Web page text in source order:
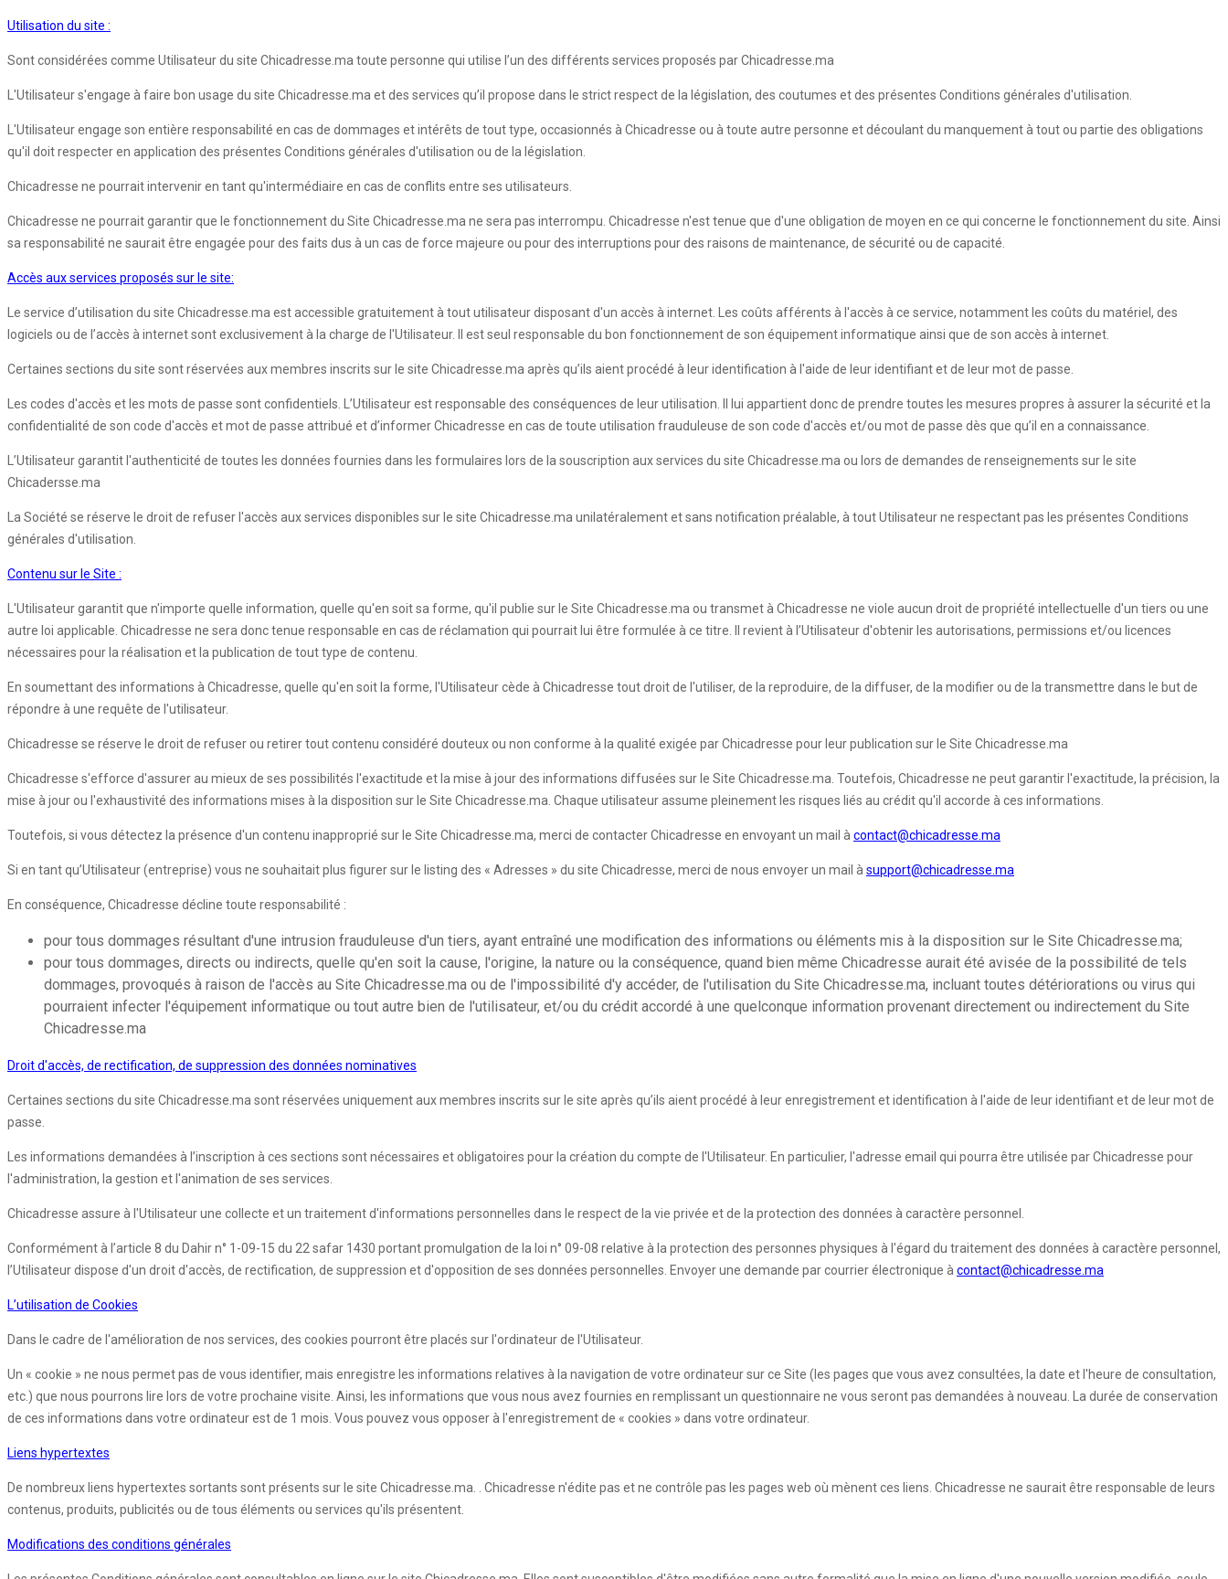
Utilisation du site :
Sont considérées comme Utilisateur du site Chicadresse.ma toute personne qui utilise l’un des différents services proposés par Chicadresse.ma
L'Utilisateur s'engage à faire bon usage du site Chicadresse.ma et des services qu’il propose dans le strict respect de la législation, des coutumes et des présentes Conditions générales d'utilisation.
L'Utilisateur engage son entière responsabilité en cas de dommages et intérêts de tout type, occasionnés à Chicadresse ou à toute autre personne et découlant du manquement à tout ou partie des obligations
qu'il doit respecter en application des présentes Conditions générales d'utilisation ou de la législation.
Chicadresse ne pourrait intervenir en tant qu'intermédiaire en cas de conflits entre ses utilisateurs.
Chicadresse ne pourrait garantir que le fonctionnement du Site Chicadresse.ma ne sera pas interrompu. Chicadresse n'est tenue que d'une obligation de moyen en ce qui concerne le fonctionnement du site. Ainsi
sa responsabilité ne saurait être engagée pour des faits dus à un cas de force majeure ou pour des interruptions pour des raisons de maintenance, de sécurité ou de capacité.
Accès aux services proposés sur le site:
Le service d’utilisation du site Chicadresse.ma est accessible gratuitement à tout utilisateur disposant d'un accès à internet. Les coûts afférents à l'accès à ce service, notamment les coûts du matériel, des
logiciels ou de l’accès à internet sont exclusivement à la charge de l'Utilisateur. Il est seul responsable du bon fonctionnement de son équipement informatique ainsi que de son accès à internet.
Certaines sections du site sont réservées aux membres inscrits sur le site Chicadresse.ma après qu’ils aient procédé à leur identification à l'aide de leur identifiant et de leur mot de passe.
Les codes d'accès et les mots de passe sont confidentiels. L’Utilisateur est responsable des conséquences de leur utilisation. Il lui appartient donc de prendre toutes les mesures propres à assurer la sécurité et la
confidentialité de son code d'accès et mot de passe attribué et d’informer Chicadresse en cas de toute utilisation frauduleuse de son code d'accès et/ou mot de passe dès que qu’il en a connaissance.
L’Utilisateur garantit l'authenticité de toutes les données fournies dans les formulaires lors de la souscription aux services du site Chicadresse.ma ou lors de demandes de renseignements sur le site
Chicadersse.ma
La Société se réserve le droit de refuser l'accès aux services disponibles sur le site Chicadresse.ma unilatéralement et sans notification préalable, à tout Utilisateur ne respectant pas les présentes Conditions
générales d'utilisation.
Contenu sur le Site :
L'Utilisateur garantit que n'importe quelle information, quelle qu'en soit sa forme, qu'il publie sur le Site Chicadresse.ma ou transmet à Chicadresse ne viole aucun droit de propriété intellectuelle d'un tiers ou une
autre loi applicable. Chicadresse ne sera donc tenue responsable en cas de réclamation qui pourrait lui être formulée à ce titre. Il revient à l’Utilisateur d'obtenir les autorisations, permissions et/ou licences
nécessaires pour la réalisation et la publication de tout type de contenu.
En soumettant des informations à Chicadresse, quelle qu'en soit la forme, l'Utilisateur cède à Chicadresse tout droit de l'utiliser, de la reproduire, de la diffuser, de la modifier ou de la transmettre dans le but de
répondre à une requête de l'utilisateur.
Chicadresse se réserve le droit de refuser ou retirer tout contenu considéré douteux ou non conforme à la qualité exigée par Chicadresse pour leur publication sur le Site Chicadresse.ma
Chicadresse s'efforce d'assurer au mieux de ses possibilités l'exactitude et la mise à jour des informations diffusées sur le Site Chicadresse.ma. Toutefois, Chicadresse ne peut garantir l'exactitude, la précision, la
mise à jour ou l'exhaustivité des informations mises à la disposition sur le Site Chicadresse.ma. Chaque utilisateur assume pleinement les risques liés au crédit qu'il accorde à ces informations.
Toutefois, si vous détectez la présence d'un contenu inapproprié sur le Site Chicadresse.ma, merci de contacter Chicadresse en envoyant un mail àcontact@chicadresse.ma
Si en tant qu’Utilisateur (entreprise) vous ne souhaitait plus figurer sur le listing des « Adresses » du site Chicadresse, merci de nous envoyer un mail àsupport@chicadresse.ma
En conséquence, Chicadresse décline toute responsabilité :
pour tous dommages résultant d'une intrusion frauduleuse d'un tiers, ayant entraîné une modification des informations ou éléments mis à la disposition sur le Site Chicadresse.ma;
pour tous dommages, directs ou indirects, quelle qu'en soit la cause, l'origine, la nature ou la conséquence, quand bien même Chicadresse aurait été avisée de la possibilité de tels
dommages, provoqués à raison de l'accès au Site Chicadresse.ma ou de l'impossibilité d'y accéder, de l'utilisation du Site Chicadresse.ma, incluant toutes détériorations ou virus qui
pourraient infecter l'équipement informatique ou tout autre bien de l'utilisateur, et/ou du crédit accordé à une quelconque information provenant directement ou indirectement du Site
Chicadresse.ma
Droit d'accès, de rectification, de suppression des données nominatives
Certaines sections du site Chicadresse.ma sont réservées uniquement aux membres inscrits sur le site après qu’ils aient procédé à leur enregistrement et identification à l'aide de leur identifiant et de leur mot de
passe.
Les informations demandées à l’inscription à ces sections sont nécessaires et obligatoires pour la création du compte de l'Utilisateur. En particulier, l'adresse email qui pourra être utilisée par Chicadresse pour
l'administration, la gestion et l'animation de ses services.
Chicadresse assure à l'Utilisateur une collecte et un traitement d'informations personnelles dans le respect de la vie privée et de la protection des données à caractère personnel.
Conformément à l’article 8 du Dahir n° 1-09-15 du 22 safar 1430 portant promulgation de la loi n° 09-08 relative à la protection des personnes physiques à l'égard du traitement des données à caractère personnel,
l’Utilisateur dispose d'un droit d'accès, de rectification, de suppression et d'opposition de ses données personnelles. Envoyer une demande par courrier électronique àcontact@chicadresse.ma
L’utilisation de Cookies
Dans le cadre de l'amélioration de nos services, des cookies pourront être placés sur l'ordinateur de l'Utilisateur.
Un « cookie » ne nous permet pas de vous identifier, mais enregistre les informations relatives à la navigation de votre ordinateur sur ce Site (les pages que vous avez consultées, la date et l'heure de consultation,
etc.) que nous pourrons lire lors de votre prochaine visite. Ainsi, les informations que vous nous avez fournies en remplissant un questionnaire ne vous seront pas demandées à nouveau. La durée de conservation
de ces informations dans votre ordinateur est de 1 mois. Vous pouvez vous opposer à l'enregistrement de « cookies » dans votre ordinateur.
Liens hypertextes
De nombreux liens hypertextes sortants sont présents sur le site Chicadresse.ma. . Chicadresse n'édite pas et ne contrôle pas les pages web où mènent ces liens. Chicadresse ne saurait être responsable de leurs
contenus, produits, publicités ou de tous éléments ou services qu'ils présentent.
Modifications des conditions générales